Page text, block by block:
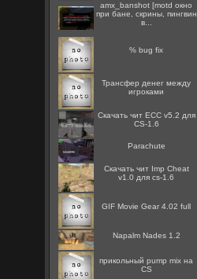
amx_banshot [motd окно
при бане, скрины, пингвин
в...
% bug fix
Трансфер денег между
игроками
Скачать чит ECC v5.2 для
CS-1.6
Parachute
Скачать чит Imp Cheat
v1.0 для cs-1.6
GIF Movie Gear 4.02 full
Napalm Nades 1.2
прикольный pump mix на
CS